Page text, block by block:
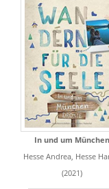
In und um München
Hesse Andrea, Hesse
(2021)